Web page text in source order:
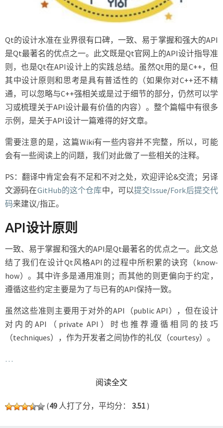
Qt的设计水准在业界很有口碑，一致、易于掌握和强大的API
是Qt最著名的优点之一。此文既是Qt官网上的API设计指导准
则，也是Qt在API设计上的实践总结。虽然Qt用的是C++，但
其中设计原则和思考是具有普适性的（如果你对C++还不精
通，可以忽略与C++强相关或是过于细节的部分，仍然可以学
习或梳理关于API设计最有价值的内容）。整个篇幅中有很多
示例，是关于API设计一篇难得的好文章。
需要注意的是，这篇Wiki有一些内容并不完整，所以，可能
会有一些阅读上的问题，我们对此做了一些相关的注释。
PS：翻译中肯定会有不足和不对之处，欢迎评论&交流；另译
文源码在GitHub的这个仓库中，可以提交Issue/Fork后提交代
码来建议/指正。
API设计原则
一致、易于掌握和强大的API是Qt最著名的优点之一。此文总
结了我们在设计Qt风格API的过程中所积累的诀窍（know-
how）。其中许多是通用准则；而其他的则更偏向于约定，
遵循这些约定主要是为了与已有的API保持一致。
虽然这些准则主要用于对外的API（public API），但在设计
对内的API（private API）时也推荐遵循相同的技巧
（techniques），作为开发者之间协作的礼仪（courtesy）。
…
阅读全文READ MORE
(49 人打了分，平均分： 3.51 )